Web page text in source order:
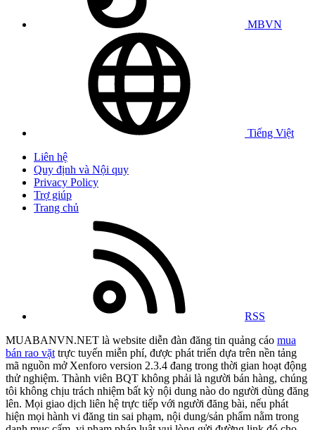
MBVN
Tiếng Việt
Liên hệ
Quy định và Nội quy
Privacy Policy
Trợ giúp
Trang chủ
RSS
MUABANVN.NET là website diễn đàn đăng tin quảng cáo mua
bán rao vặt trực tuyến miễn phí, được phát triển dựa trên nền tảng
mã nguồn mở Xenforo version 2.3.4 đang trong thời gian hoạt động
thử nghiệm. Thành viên BQT không phải là người bán hàng, chúng
tôi không chịu trách nhiệm bất kỳ nội dung nào do người dùng đăng
lên. Mọi giao dịch liên hệ trực tiếp với người đăng bài, nếu phát
hiện mọi hành vi đăng tin sai phạm, nội dung/sản phẩm nằm trong